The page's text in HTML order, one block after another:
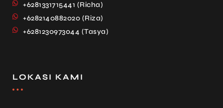
+6281331715441 (Richa)
+6282140882020 (Riza)
+6281230973044 (Tasya)
LOKASI KAMI